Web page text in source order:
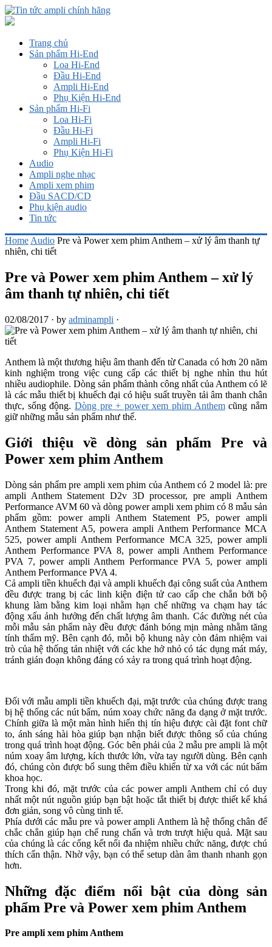
Trang chủ
Sản phẩm Hi-End
Loa Hi-End
Đầu Hi-End
Ampli Hi-End
Phụ Kiện Hi-End
Sản phẩm Hi-Fi
Loa Hi-Fi
Đầu Hi-Fi
Ampli Hi-Fi
Phụ Kiện Hi-Fi
Audio
Ampli nghe nhạc
Ampli xem phim
Đầu SACD/CD
Phụ kiện audio
Tin tức
Home Audio Pre và Power xem phim Anthem – xử lý âm thanh tự
nhiên, chi tiết
Pre và Power xem phim Anthem – xử lý
âm thanh tự nhiên, chi tiết
02/08/2017 · by adminampli ·
Anthem là một thương hiệu âm thanh đến từ Canada có hơn 20 năm
kinh nghiệm trong việc cung cấp các thiết bị nghe nhìn thu hút
nhiều audiophile. Dòng sản phẩm thành công nhất của Anthem có lẽ
là các mẫu thiết bị khuếch đại có hiệu suất truyền tải âm thanh chân
thực, sống động. Dòng pre + power xem phim Anthemcũng nắm
giữ những mẫu sản phẩm như thế.
Giới thiệu về dòng sản phẩm Pre và
Power xem phim Anthem
Dòng sản phẩm pre ampli xem phim của Anthem có 2 model là: pre
ampli Anthem Statement D2v 3D processor, pre ampli Anthem
Performance AVM 60 và dòng power ampli xem phim có 8 mẫu sản
phẩm gồm: power ampli Anthem Statement P5, power ampli
Anthem Statement A5, powera ampli Anthem Performance MCA
525, power ampli Anthem Performance MCA 325, power ampli
Anthem Performance PVA 8, power ampli Anthem Performance
PVA 7, power ampli Anthem Performance PVA 5, power ampli
Anthem Performance PVA 4.
Cả ampli tiền khuếch đại và ampli khuếch đại công suất của Anthem
đều được trang bị các linh kiện điện tử cao cấp che chắn bởi bộ
khung làm bằng kim loại nhằm hạn chế những va chạm hay tác
động xấu ảnh hưởng đến chất lượng âm thanh. Các đường nét của
mỗi mẫu sản phẩm này đều được đánh bóng mịn màng nhằm tăng
tính thẩm mỹ. Bên cạnh đó, mỗi bộ khung này còn đảm nhiệm vai
trò của hệ thống tản nhiệt với các khe hở nhỏ có tác dụng mát máy,
tránh gián đoạn không đáng có xảy ra trong quá trình hoạt động.
Đối với mẫu ampli tiền khuếch đại, mặt trước của chúng được trang
bị hệ thống các nút bấm, núm xoay chức năng đa dạng ở mặt trước.
Chính giữa là một màn hình hiển thị tín hiệu được cài đặt font chữ
to, ánh sáng hài hòa giúp bạn nhận biết được thông số của chúng
trong quá trình hoạt động. Góc bên phải của 2 mẫu pre ampli là một
núm xoay âm lượng, kích thước lớn, vừa tay người dùng. Bên cạnh
đó, chúng còn được bổ sung thêm điều khiển từ xa với các nút bấm
khoa học.
Trong khi đó, mặt trước của các power ampli Anthem chỉ có duy
nhất một nút nguồn giúp bạn bật hoặc tắt thiết bị được thiết kế khá
đơn giản, song vô cùng tinh tế.
Phía dưới các mẫu pre và power ampli Anthem là hệ thống chân đế
chắc chắn giúp hạn chế rung chấn và trơn trượt hiệu quả. Mặt sau
của chúng là các cổng kết nối đa nhiệm nhiều chức năng, được chú
thích cẩn thận. Nhờ vậy, bạn có thể setup dàn âm thanh nhanh gọn
hơn.
Những đặc điểm nổi bật của dòng sản
phẩm Pre và Power xem phim Anthem
Pre ampli xem phim Anthem